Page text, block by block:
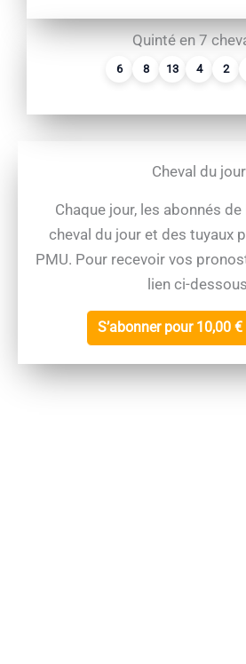
Quinté en 7
6 8 13 4 2
Cheval du jour
Chaque jour, les abonnés
cheval du jour et des tuyaux
PMU. Pour recevoir vos
lien ci-
S’abonner pour 10,00